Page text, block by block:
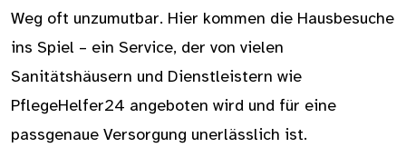
Weg oft unzumutbar. Hier kommen die Hausbesuche
ins Spiel – ein Service, der von vielen
Sanitätshäusern und Dienstleistern wie
PflegeHelfer24 angeboten wird und für eine
passgenaue Versorgung unerlässlich ist.